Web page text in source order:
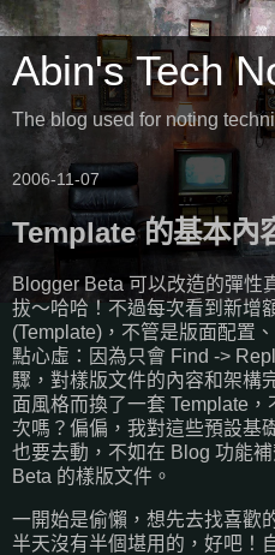
Abin's Tech
The blog used for noting
2006-11-07
Template 的基本內
Blogger Beta 可以改造的彈性
拔～哈哈！不過每次看到新增
(Template)，不管是版面配置
點心虛：因為只會 Find ->
驟，對樣版文件的內容和架構
面風格而換了一套 Template
次嗎？偏偏，我對這些預設基
也要去動，不如在 Blog 功能
Beta 的樣版文件。
一開始是偷懶，想先去找喜歡
半天沒有半個堪用的，好吧！